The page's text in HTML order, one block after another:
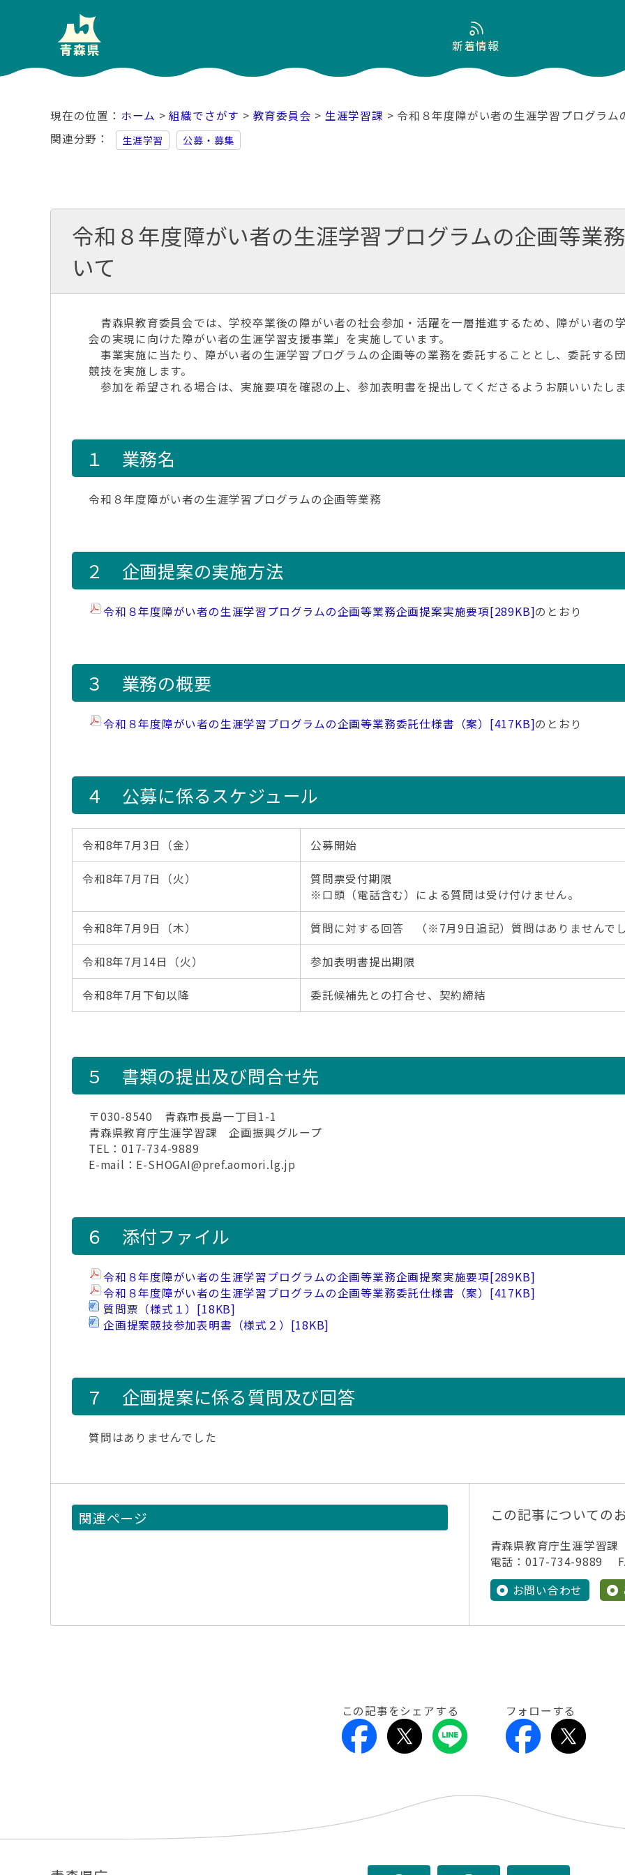
新着情報
ホーム >組織でさがす > 教育委員会 > 生涯学習課 > 令和８年度障がい者の生涯学習プログラ
関連分野
生涯学習 公募・募集
令和８年度障がい者の生涯学習プログラムの企画等業
いて
青森県教育委員会では、学校卒業後の障がい者の社会参加・活躍を一層推進するため、障がい者の
会の実現に向けた障がい者の生涯学習支援事業」を実施しています。
事業実施に当たり、障がい者の生涯学習プログラムの企画等の業務を委託することとし、委託する
競技を実施します。
参加を希望される場合は、実施要項を確認の上、参加表明書を提出してくださるようお願いいたし
１ 業務名
令和８年度障がい者の生涯学習プログラムの企画等業務
２ 企画提案の実施方法
令和８年度障がい者の生涯学習プログラムの企画等業務企画提案実施要項[289KB]のとおり
３ 業務の概要
令和８年度障がい者の生涯学習プログラムの企画等業務委託仕様書（案） [417KB]のとおり
４ 公募に係るスケジュール
令和8年7月3日（金） 公募開始
令和8年7月7日（火）
質問票受付期限
※口頭（電話含む）による質問は受け付けません。
令和8年7月9日（木） 質問に対する回答 （※7月9日追記）質問はありませんで
令和8年7月14日（火） 参加表明書提出期限
令和8年7月下旬以降 委託候補先との打合せ、契約締結
５ 書類の提出及び問合せ先
〒030-8540 青森市長島一丁目1-1
青森県教育庁生涯学習課 企画振興グループ
TEL：017-734-9889
E-mail：E-SHOGAI@pref.aomori.lg.jp
６ 添付ファイル
令和８年度障がい者の生涯学習プログラムの企画等業務企画提案実施要項​[289KB]
令和８年度障がい者の生涯学習プログラムの企画等業務委託仕様書（案） [417KB]
質問票（様式１） [18KB]
企画提案競技参加表明書（様式２） [18KB]
７ 企画提案に係る質問及び回答
質問はありませんでした
関連ページ この記事についての
青森県教育庁生涯学習
電話：017-734-9889
お問い合わせ
この記事をシェアする フォローする